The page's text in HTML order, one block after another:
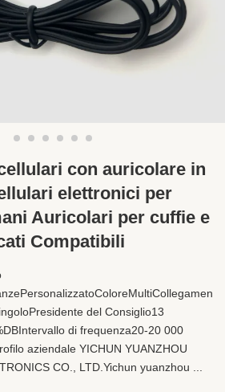
con auricolare in
elettronici per
Auricolari per cuffie e
Compatibili
del Consiglio13
di frequenza20-20 000
aziendale YICHUN YUANZHOU
CO., LTD.Yichun yuanzhou ...